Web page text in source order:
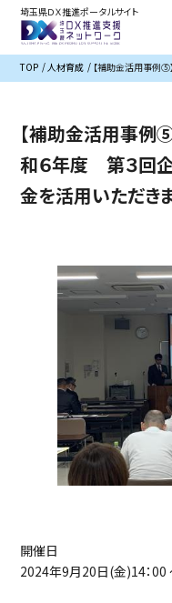
埼玉県ＤＸ推進ポータルサイト
TOP 人材育成 【補助金活用事例
【補助金活用事例
和６年度 第３回
金を活用いただき
開催日
2024年9月20日(金)14：00